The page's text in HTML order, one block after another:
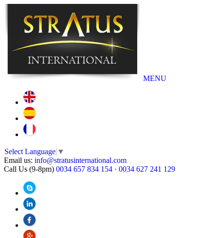
MENU
Select Language ▼
Email us: info@stratusinternational.com
Call Us (9-8pm) 0034 657 834 154 · 0034 627 241 129